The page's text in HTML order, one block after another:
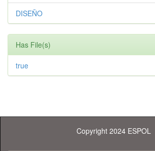
DISEÑO
Has File(s)
true
Copyright 2024 ESPOL